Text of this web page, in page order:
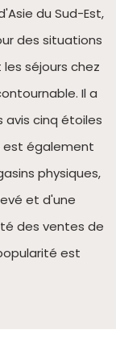
du Sud-Est,
des situations
séjours chez
Il a
avis cinq étoiles
est également
physiques,
et d'une
des ventes de
est